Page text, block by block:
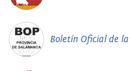
Boletín Oficial de